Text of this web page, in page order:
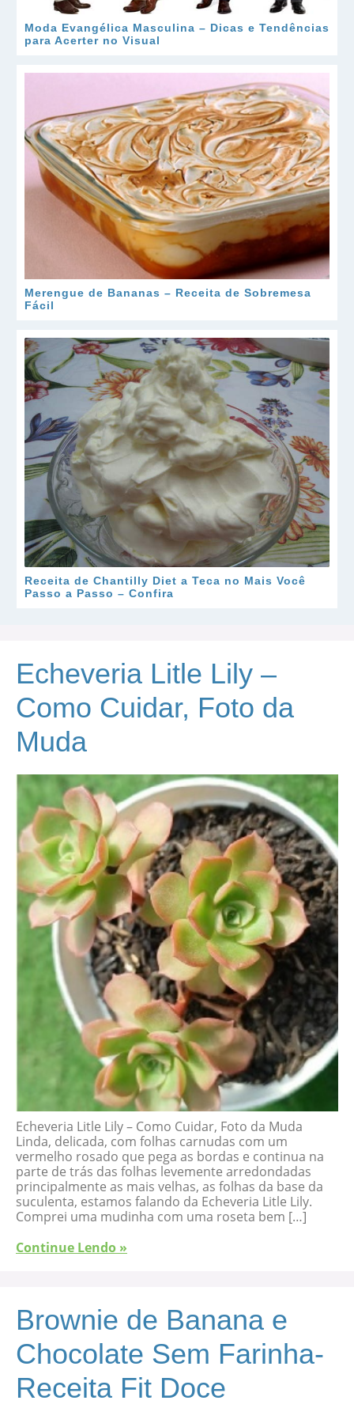
Moda Evangélica Masculina – Dicas e Tendências
para Acerter no Visual
Merengue de Bananas – Receita de Sobremesa
Fácil
Receita de Chantilly Diet a Teca no Mais Você
Passo a Passo – Confira
Echeveria Litle Lily –
Como Cuidar, Foto da
Muda
Echeveria Litle Lily – Como Cuidar, Foto da Muda
Linda, delicada, com folhas carnudas com um
vermelho rosado que pega as bordas e continua na
parte de trás das folhas levemente arredondadas
principalmente as mais velhas, as folhas da base da
suculenta, estamos falando da Echeveria Litle Lily.
Comprei uma mudinha com uma roseta bem […]
Continue Lendo »
Brownie de Banana e
Chocolate Sem Farinha-
Receita Fit Doce